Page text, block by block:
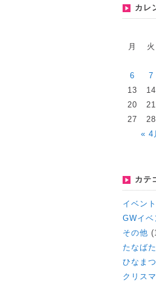
カレ
月
火
« 4
6
7
13
14
20
21
27
28
カテ
イベン
GWイベ
その他
たなば
ひなま
クリス